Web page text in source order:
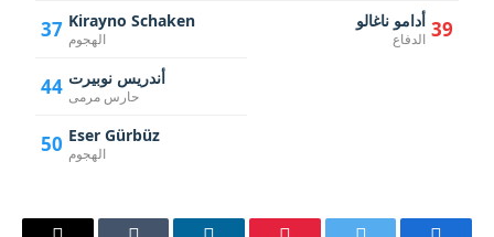
37 Kirayno Schaken
الهجوم
44 أندريس نوبيرت
حارس مرمى
50 Eser Gürbüz
الهجوم
39 أدامو ناغالو
الدفاع